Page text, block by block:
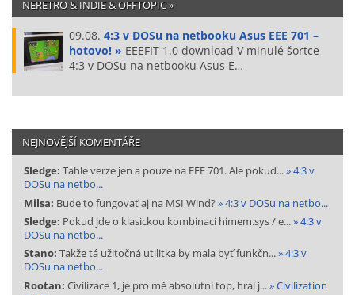
NERETRO & INDIE & OFFTOPIC »
09.08. 4:3 v DOSu na netbooku Asus EEE 701 –
hotovo! » EEEFIT 1.0 download V minulé šortce
4:3 v DOSu na netbooku Asus E…
NEJNOVĚJŠÍ KOMENTÁŘE
Sledge: Tahle verze jen a pouze na EEE 701. Ale pokud...» 4:3 v
DOSu na netbo...
Milsa: Bude to fungovať aj na MSI Wind? » 4:3 v DOSu na netbo...
Sledge: Pokud jde o klasickou kombinaci himem.sys / e...» 4:3 v
DOSu na netbo...
Stano: Takže tá užitočná utilitka by mala byť funkčn...» 4:3 v
DOSu na netbo...
Rootan: Civilizace 1, je pro mě absolutní top, hrál j...» Civilization